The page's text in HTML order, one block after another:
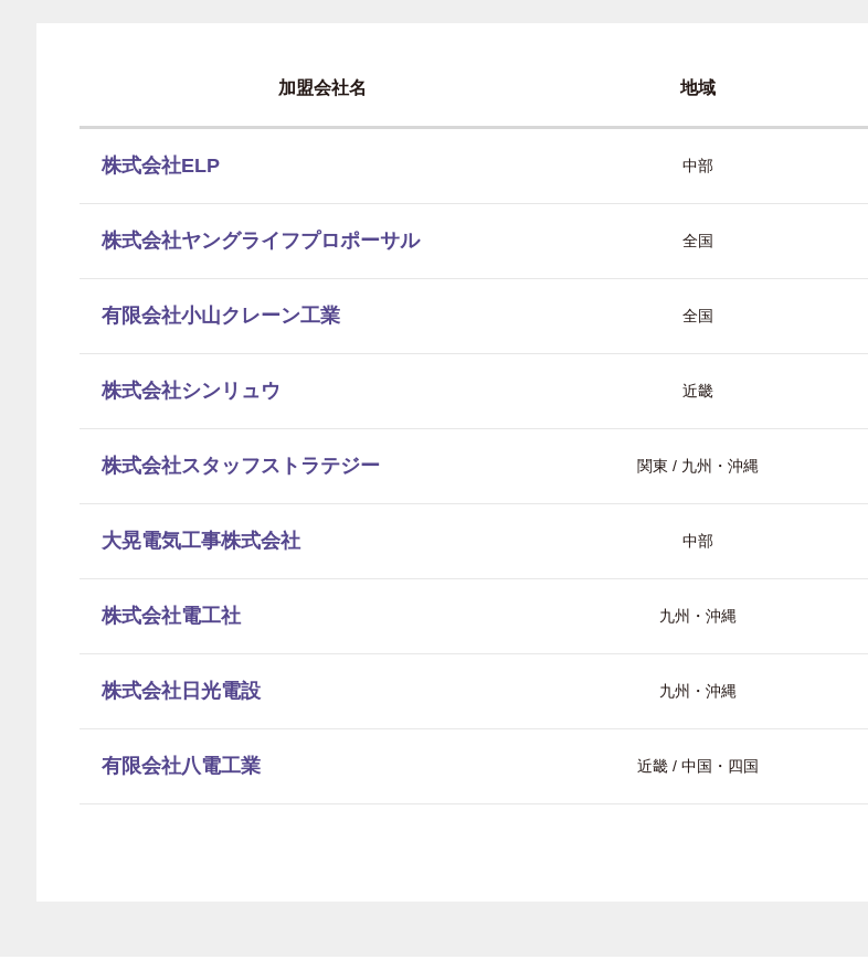
加盟会社名 地域
株式会社ELP 中部
株式会社ヤングライフプロポーサル 全国
有限会社小山クレーン工業 全国
株式会社シンリュウ 近畿
株式会社スタッフストラテジー 関東 / 九州・沖縄
大晃電気工事株式会社 中部
株式会社電工社 九州・沖縄
株式会社日光電設 九州・沖縄
有限会社八電工業 近畿 / 中国・四国